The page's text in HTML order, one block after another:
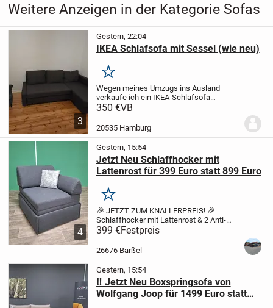
Weitere Anzeigen in der Kategorie Sofas
3
Gestern, 22:04
IKEA Schlafsofa mit Sessel (wie neu)
Merken
Wegen meines Umzugs ins Ausland
verkaufe ich ein IKEA-Schlafsofa
inklusive passendem Sessel.
neuwertigen Zustand und lässt sich mit
wenigen Handgriffen in ein...
350 €VB
20535 Hamburg
4
Gestern, 15:54
Jetzt Neu Schlaffhocker mit
Lattenrost für 399 Euro statt 899 Euro
Merken
🎉 JETZT ZUM KNALLERPREIS! 🎉
Schlaffhocker mit Lattenrost & 2 Anti-
Rutsch-Kissen✅ Nur 399 € statt 899 € –
über 50 % Rabatt!
× 81 cm🛌 Ausgezogen: 200 × 81 cm –
399 €Festpreis
26676 Barßel
Gestern, 15:54
‼️ Jetzt Neu Boxspringsofa von
Wolfgang Joop für 1499 Euro statt